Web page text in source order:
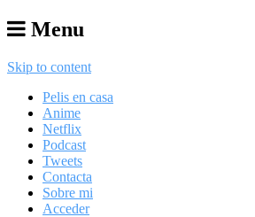
Menu
Skip to content
Pelis en casa
Anime
Netflix
Podcast
Tweets
Contacta
Sobre mi
Acceder